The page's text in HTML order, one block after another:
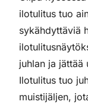
ilotulitus tuo
sykähdyttäviä
juhlan ja jättää
Ilotulitus tuo
muistijäljen,